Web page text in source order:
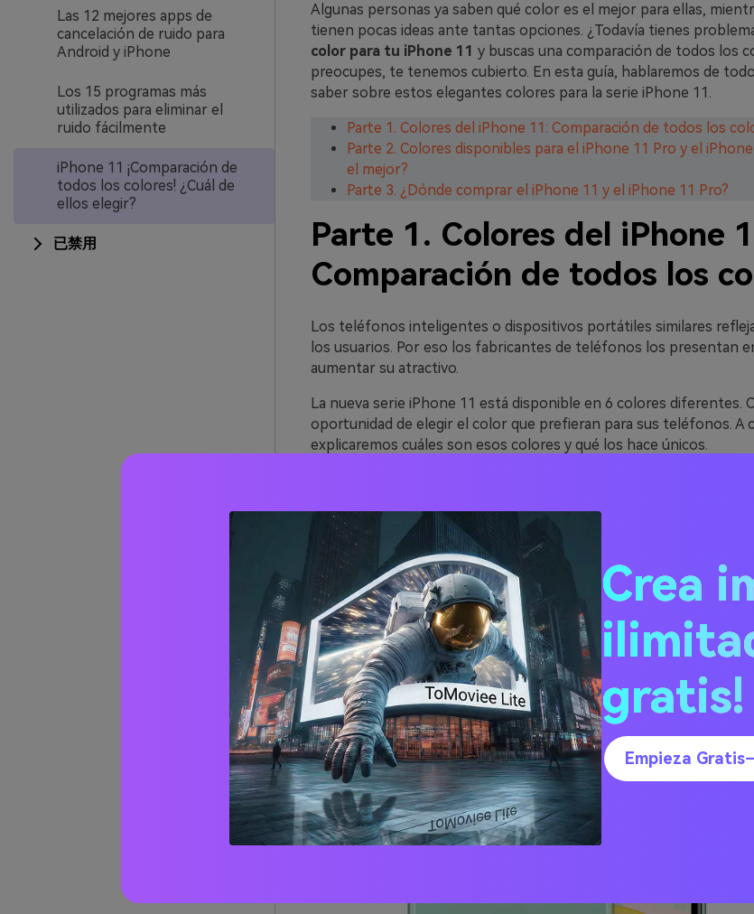
Las 12 mejores apps de
cancelación de ruido para
Android y iPhone
Los 15 programas más
utilizados para eliminar el
ruido fácilmente
iPhone 11 ¡Comparación de
todos los colores! ¿Cuál de
ellos elegir?
已禁用
Algunas personas ya saben qué color es el mejor para ellas,
tienen pocas ideas ante tantas opciones. ¿Todavía tienes
color para tu iPhone 11 y buscas una comparación de todos los
preocupes, te tenemos cubierto. En esta guía, hablaremos de
saber sobre estos elegantes colores para la serie iPhone 11.
Parte 1. Colores del iPhone 11: Comparación de todos los
Parte 2. Colores disponibles para el iPhone 11 Pro y el
el mejor?
Parte 3. ¿Dónde comprar el iPhone 11 y el iPhone 11 Pro?
Parte 1. Colores del iPhone
Comparación de todos los
Los teléfonos inteligentes o dispositivos portátiles similares
los usuarios. Por eso los fabricantes de teléfonos los presentan
aumentar su atractivo.
La nueva serie iPhone 11 está disponible en 6 colores diferentes.
oportunidad de elegir el color que prefieran para sus teléfonos. A
explicaremos cuáles son esos colores y qué los hace únicos.
El fresco iPhone 11 verde
El verde es sin duda el color más divertido de la gama iPhone 11.
naturaleza, el verde ofrece una vibración primaveral en cuanto tus
iPhone 11 verdetransmite una sensación optimista y alegre, por
especialmente popular entre los jóvenes.
Crea
gratis!
Empieza